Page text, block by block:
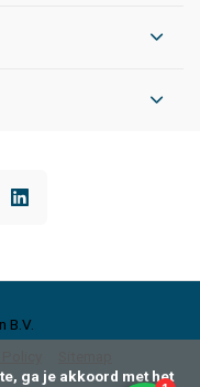
B.V.